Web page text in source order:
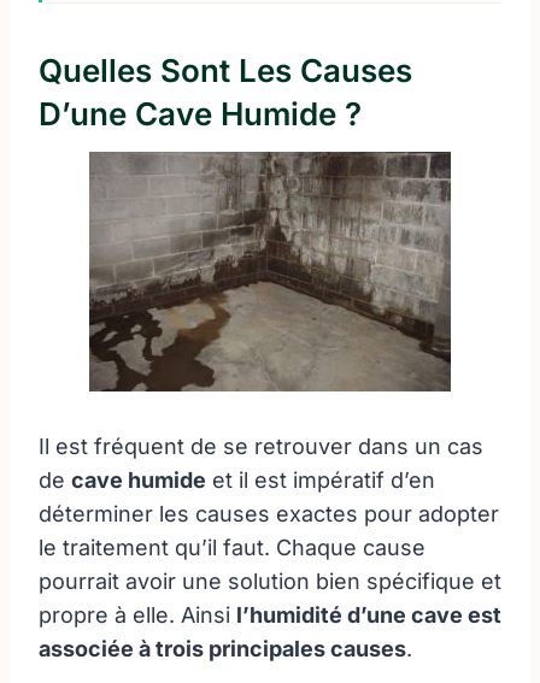
Quelles Sont Les Causes
D’une Cave Humide ?
Il est fréquent de se retrouver dans un cas
de cave humide et il est impératif d’en
déterminer les causes exactes pour adopter
le traitement qu’il faut. Chaque cause
pourrait avoir une solution bien spécifique et
propre à elle. Ainsi l’humidité d’une cave est
associée à trois principales causes.